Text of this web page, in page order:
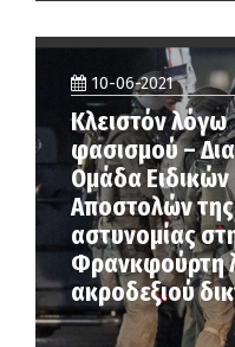
10-06-2021
Κλειστόν λόγω
φασισμού –
Ομάδα Ειδικών
Αποστολών της
αστυνομίας
Φρανκφούρτη
ακροδεξιού